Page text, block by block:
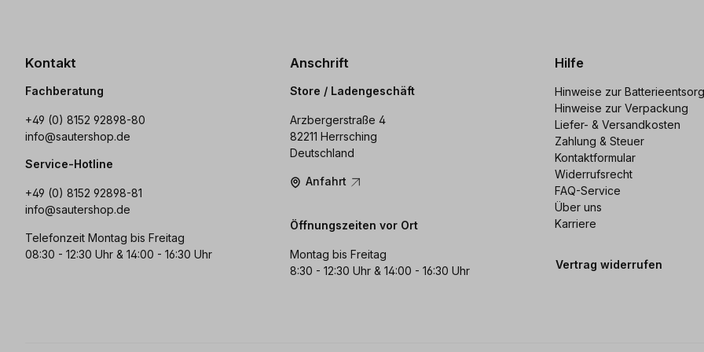
Kontakt
Fachberatung
+49 (0) 8152 92898-80
info@sautershop.de
Service-Hotline
+49 (0) 8152 92898-81
info@sautershop.de
Telefonzeit Montag bis Freitag
08:30 - 12:30 Uhr & 14:00 - 16:30 Uhr
Anschrift
Store / Ladengeschäft
Arzbergerstraße 4
82211 Herrsching
Deutschland
Anfahrt
Öffnungszeiten vor Ort
Montag bis Freitag
8:30 - 12:30 Uhr & 14:00 - 16:30 Uhr
Hilfe
Hinweise zur
Hinweise zur Verpackung
Liefer- & Versandkosten
Zahlung & Steuer
Kontaktformular
Widerrufsrecht
FAQ-Service
Über uns
Karriere
Vertrag widerrufen